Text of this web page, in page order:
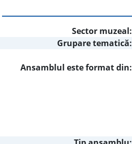
Sector muzeal:
Grupare tematică:
Ansamblul este format din: